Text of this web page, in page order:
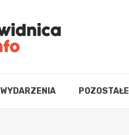
WYDARZENIA POZOSTAŁE